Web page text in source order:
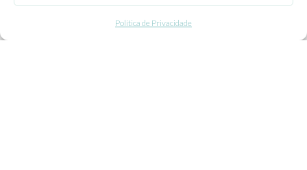
Política de Privacidade
Propriedade Intelectual
Colaboração com Bloggers